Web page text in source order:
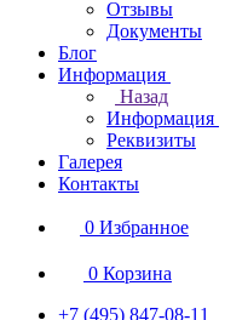
Отзывы
Документы
Блог
Информация
Назад
Информация
Реквизиты
Галерея
Контакты
0 Избранное
0 Корзина
+7 (495) 847-08-11